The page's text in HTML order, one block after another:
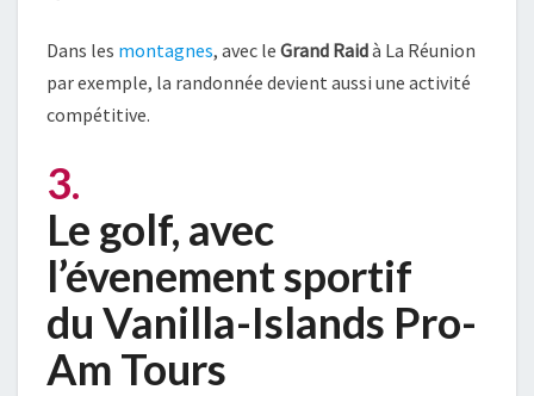
Dans les montagnes, avec le Grand Raidà La Réunion
par exemple, la randonnée devient aussi une activité
compétitive.
3.
Le golf, avec
l’évenement sportif
du Vanilla-Islands Pro-
Am Tours